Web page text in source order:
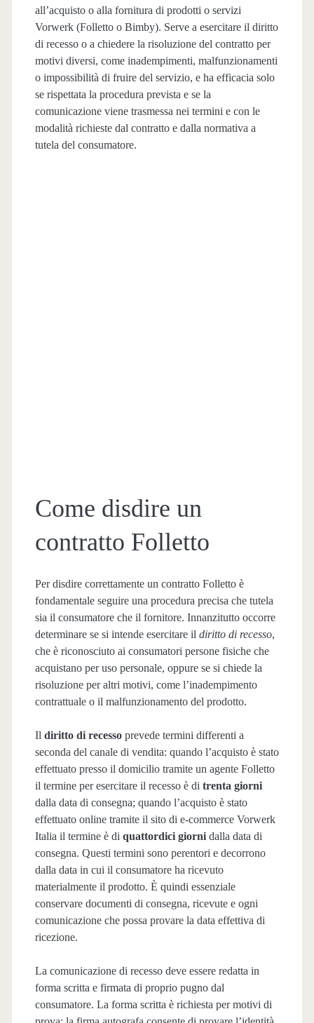
all’acquisto o alla fornitura di prodotti o servizi
Vorwerk (Folletto o Bimby). Serve a esercitare il diritto
di recesso o a chiedere la risoluzione del contratto per
motivi diversi, come inadempimenti, malfunzionamenti
o impossibilità di fruire del servizio, e ha efficacia solo
se rispettata la procedura prevista e se la
comunicazione viene trasmessa nei termini e con le
modalità richieste dal contratto e dalla normativa a
tutela del consumatore.
Come disdire un
contratto Folletto​
Per disdire correttamente un contratto Folletto è
fondamentale seguire una procedura precisa che tutela
sia il consumatore che il fornitore. Innanzitutto occorre
determinare se si intende esercitare il diritto di recesso,
che è riconosciuto ai consumatori persone fisiche che
acquistano per uso personale, oppure se si chiede la
risoluzione per altri motivi, come l’inadempimento
contrattuale o il malfunzionamento del prodotto.
Il diritto di recessoprevede termini differenti a
seconda del canale di vendita: quando l’acquisto è stato
effettuato presso il domicilio tramite un agente Folletto
il termine per esercitare il recesso è di trenta giorni
dalla data di consegna; quando l’acquisto è stato
effettuato online tramite il sito di e‑commerce Vorwerk
Italia il termine è di quattordici giornidalla data di
consegna. Questi termini sono perentori e decorrono
dalla data in cui il consumatore ha ricevuto
materialmente il prodotto. È quindi essenziale
conservare documenti di consegna, ricevute e ogni
comunicazione che possa provare la data effettiva di
ricezione.
La comunicazione di recesso deve essere redatta in
forma scritta e firmata di proprio pugno dal
consumatore. La forma scritta è richiesta per motivi di